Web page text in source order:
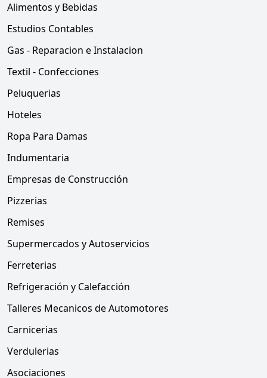
Alimentos y Bebidas
Estudios Contables
Gas - Reparacion e Instalacion
Textil - Confecciones
Peluquerias
Hoteles
Ropa Para Damas
Indumentaria
Empresas de Construcción
Pizzerias
Remises
Supermercados y Autoservicios
Ferreterias
Refrigeración y Calefacción
Talleres Mecanicos de Automotores
Carnicerias
Verdulerias
Asociaciones